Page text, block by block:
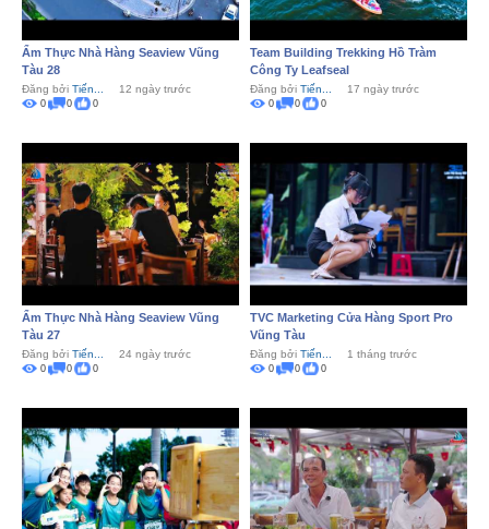
Ẩm Thực Nhà Hàng Seaview Vũng
Tàu 28
Đăng bởi Tiến... 12 ngày trước
0 0 0
Team Building Trekking Hồ Tràm
Công Ty Leafseal
Đăng bởi Tiến... 17 ngày trước
0 0 0
Ẩm Thực Nhà Hàng Seaview Vũng
Tàu 27
Đăng bởi Tiến... 24 ngày trước
0 0 0
TVC Marketing Cửa Hàng Sport Pro
Vũng Tàu
Đăng bởi Tiến... 1 tháng trước
0 0 0